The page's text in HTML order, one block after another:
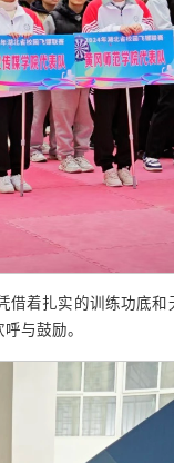
着扎实的训练功底
与鼓励。